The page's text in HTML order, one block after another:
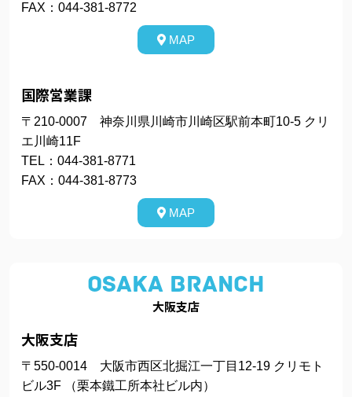
FAX：044-381-8772
MAP
国際営業課
〒210-0007 神奈川県川崎市川崎区駅前本町10-5 クリ
エ川崎11F
TEL：044-381-8771
FAX：044-381-8773
MAP
OSAKA BRANCH
大阪支店
大阪支店
〒550‐0014 大阪市西区北掘江一丁目12-19 クリモト
ビル3F （栗本鐵工所本社ビル内）